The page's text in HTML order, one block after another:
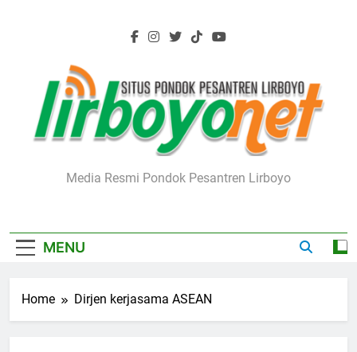
Lirboyo.net
Media Resmi Pondok Pesantren Lirboyo
MENU
Home Dirjen kerjasama ASEAN